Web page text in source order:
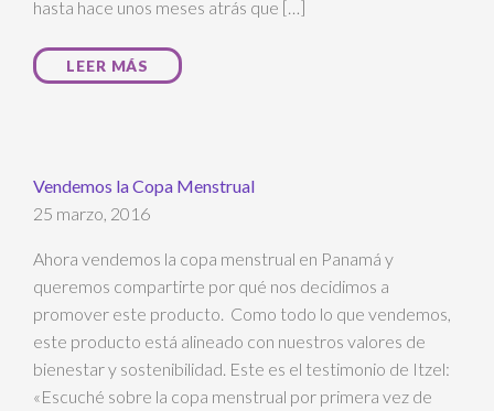
hasta hace unos meses atrás que […]
LEER MÁS
Vendemos la Copa Menstrual
25 marzo, 2016
Ahora vendemos la copa menstrual en Panamá y
queremos compartirte por qué nos decidimos a
promover este producto. Como todo lo que vendemos,
este producto está alineado con nuestros valores de
bienestar y sostenibilidad. Este es el testimonio de Itzel:
«Escuché sobre la copa menstrual por primera vez de